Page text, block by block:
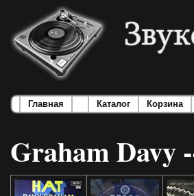
Главная Каталог Корзина
Graham Davy